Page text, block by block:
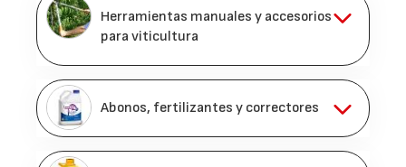
Herramientas manuales y accesorios
para viticultura
Abonos, fertilizantes y correctores